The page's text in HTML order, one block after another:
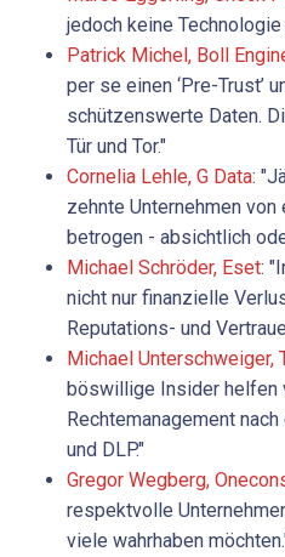
jedoch keine
Patrick ­Michel, Boll
per se einen ‘Pre-Trust’
schützenswerte Daten.
Tür und Tor."
Cornelia Lehle, G Data:
zehnte Unternehmen
betrogen - absichtlich
Michael Schröder, Eset:
nicht nur finanzielle
Reputations- und
Michael Unterschweiger,
böswillige Insider helfen
Rechtemanagement
und DLP."
Gregor ­Wegberg,
respektvolle
viele wahrhaben